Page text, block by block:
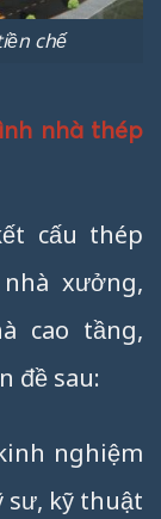
chế
nhà thép
cấu thép
xưởng,
cao tầng,
đề sau:
nghiệm
sư, kỹ thuật